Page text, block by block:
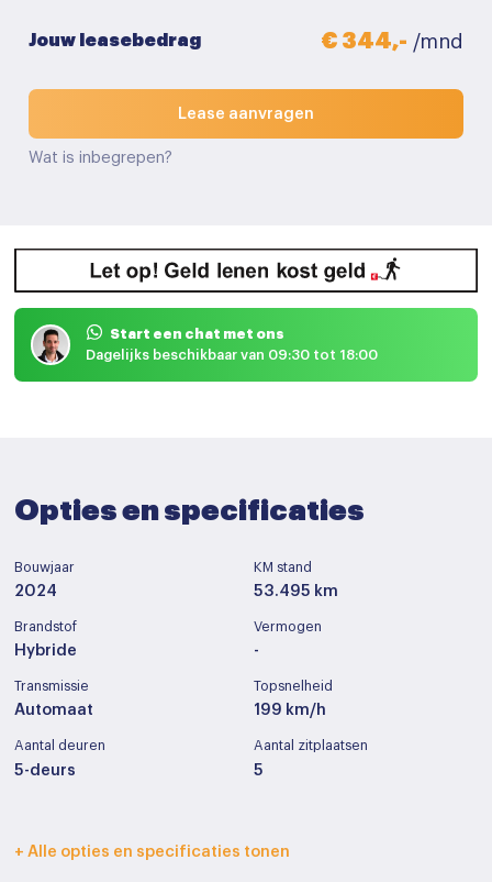
Jouw leasebedrag € 344,- /mnd
Lease aanvragen
Wat is inbegrepen?
Start een chat met ons
Dagelijks beschikbaar van 09:30 tot 18:00
Opties en specificaties
Bouwjaar
2024
KM stand
53.495 km
Brandstof
Hybride
Vermogen
-
Transmissie
Automaat
Topsnelheid
199 km/h
Aantal deuren
5-deurs
Aantal zitplaatsen
5
Interieurkleur
+ Alle opties en specificaties tonen